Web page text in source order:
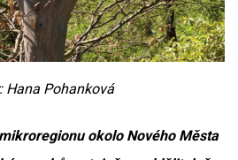
Hana Pohanková
okolo Nového Města